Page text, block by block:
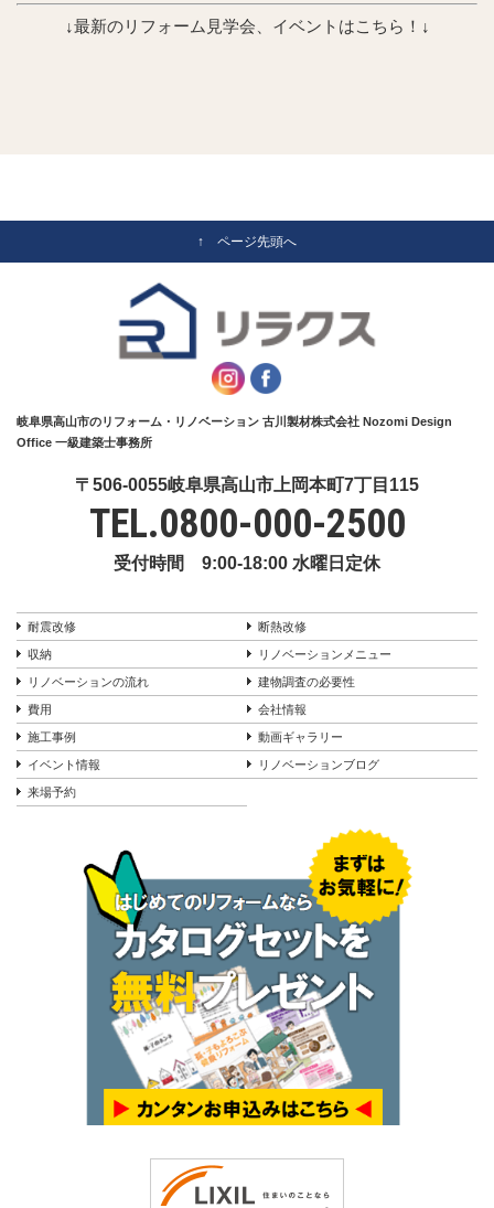
↓最新のリフォーム見学会、イベントはこちら！↓
↑ ページ先頭へ
岐阜県高山市のリフォーム・リノベーション 古川製材株式会社 Nozomi Design
Office 一級建築士事務所
〒506-0055岐阜県高山市上岡本町7丁目115
TEL.0800-000-2500
受付時間 9:00-18:00 水曜日定休
耐震改修 断熱改修
収納 リノベーションメニュー
リノベーションの流れ 建物調査の必要性
費用 会社情報
施工事例 動画ギャラリー
イベント情報 リノベーションブログ
来場予約